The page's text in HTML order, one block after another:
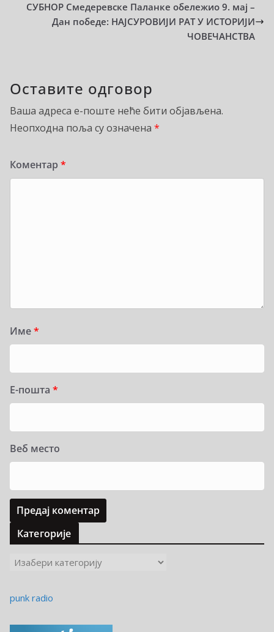
СУБНОР Смедеревске Паланке обележио 9. мај –
Дан победе: НАЈСУРОВИЈИ РАТ У ИСТОРИЈИ
ЧОВЕЧАНСТВА
Оставите одговор
Ваша адреса е-поште неће бити објављена.
Неопходна поља су означена *
Коментар *
Име*
Е-пошта *
Веб место
Категорије
е
punk radio